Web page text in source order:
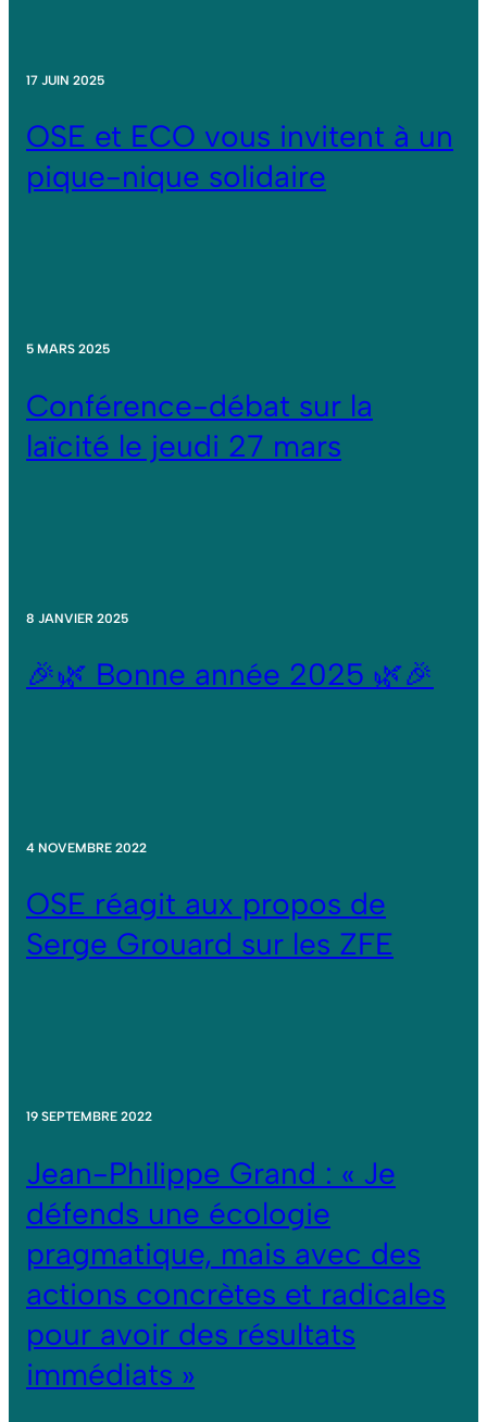
17 JUIN 2025
OSE et ECO vous invitent à un
pique-nique solidaire
5 MARS 2025
Conférence-débat sur la
laïcité le jeudi 27 mars
8 JANVIER 2025
🎉🌿 Bonne année 2025 🌿🎉
4 NOVEMBRE 2022
OSE réagit aux propos de
Serge Grouard sur les ZFE
19 SEPTEMBRE 2022
Jean-Philippe Grand : « Je
défends une écologie
pragmatique, mais avec des
actions concrètes et radicales
pour avoir des résultats
immédiats »